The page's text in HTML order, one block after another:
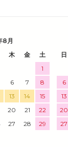
8月
木 金
土
1
6 7
8
13 14
15
20 21
22
27 28
29
日
6
13
20
27